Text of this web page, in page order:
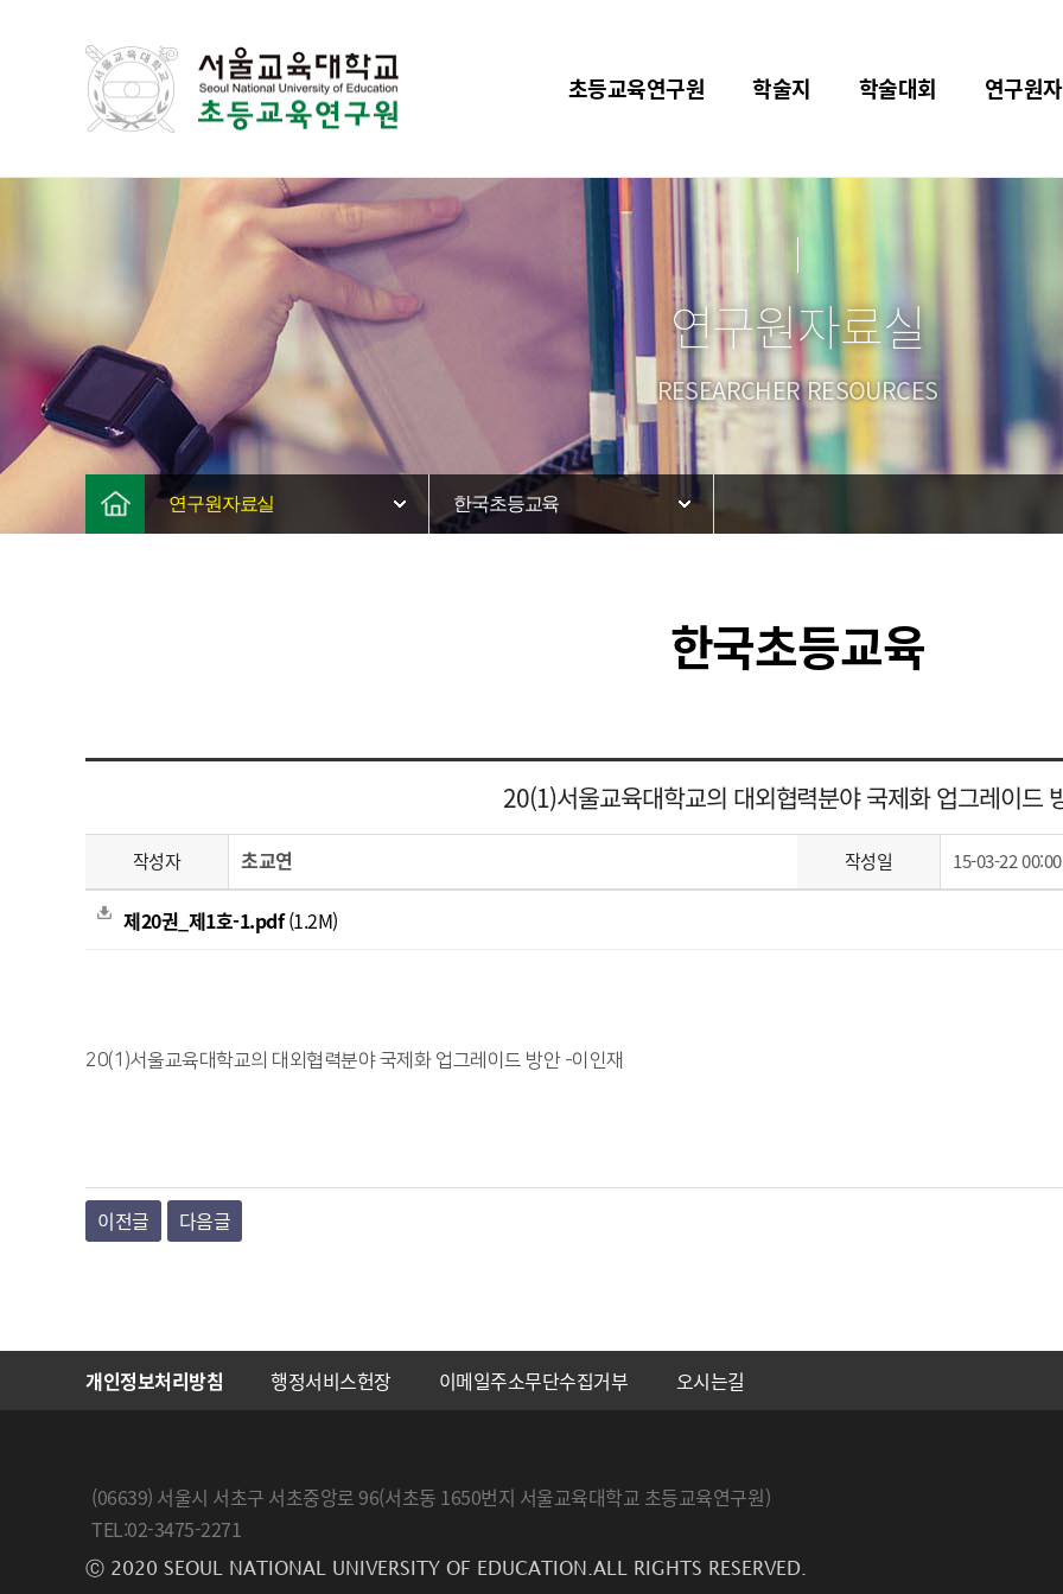
초등교육연구원 학술지 학술대회 연구원
연구원자료실
RESEARCHER RESOURCES
연구원자료실 한국초등교육
한국초등교육
20(1)서울교육대학교의 대외협력분야 국제화 업그레이드
작성자 초교연 작성일 15-03-22 00:00
제20권_제1호-1.pdf(1.2M)
20(1)서울교육대학교의 대외협력분야 국제화 업그레이드 방안 -이인재
이전글 다음글
개인정보처리방침 행정서비스헌장 이메일주소무단수집거부 오시는길
(06639) 서울시 서초구 서초중앙로 96(서초동 1650번지 서울교육대학교 초등교육연구원)
TEL:02-3475-2271
Ⓒ 2020 SEOUL NATIONAL UNIVERSITY OF EDUCATION.ALL RIGHTS RESERVED.